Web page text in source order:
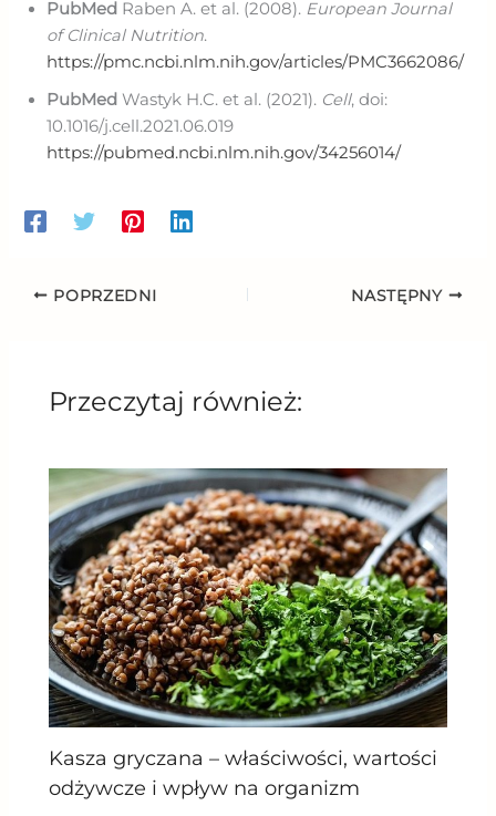
PubMed Raben A. et al. (2008). European Journal
of Clinical Nutrition.
https://pmc.ncbi.nlm.nih.gov/articles/PMC3662086/
PubMed Wastyk H.C. et al. (2021). Cell, doi:
10.1016/j.cell.2021.06.019
https://pubmed.ncbi.nlm.nih.gov/34256014/
POPRZEDNI NASTĘPNY
Przeczytaj również:
Kasza gryczana – właściwości, wartości
odżywcze i wpływ na organizm